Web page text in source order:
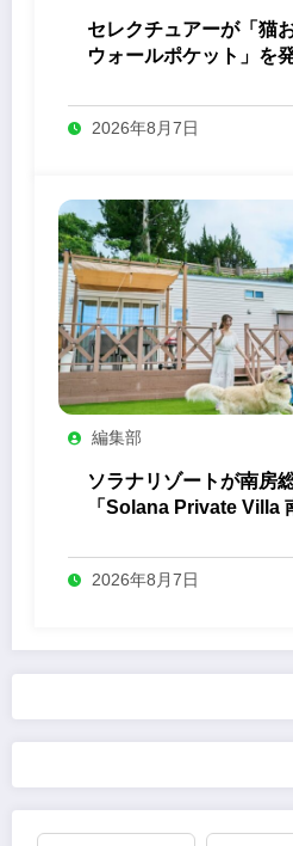
セレクチュアーが「猫
ウォールポケット」を
2026年8月7日
編集部
ソラナリゾートが南房
「Solana Private Villa
2026年8月7日